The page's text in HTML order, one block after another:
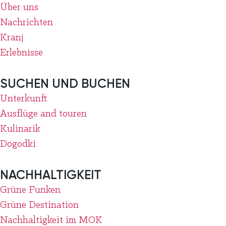
Über uns
Nachrichten
Kranj
Erlebnisse
SUCHEN UND BUCHEN
Unterkunft
Ausflüge and touren
Kulinarik
Dogodki
NACHHALTIGKEIT
Grüne Funken
Grüne Destination
Nachhaltigkeit im MOK